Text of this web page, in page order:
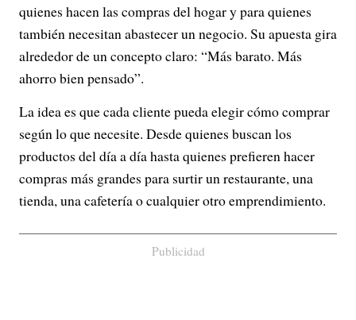
quienes hacen las compras del hogar y para quienes
también necesitan abastecer un negocio. Su apuesta gira
alrededor de un concepto claro: “Más barato. Más
ahorro bien pensado”.
La idea es que cada cliente pueda elegir cómo comprar
según lo que necesite. Desde quienes buscan los
productos del día a día hasta quienes prefieren hacer
compras más grandes para surtir un restaurante, una
tienda, una cafetería o cualquier otro emprendimiento.
Publicidad